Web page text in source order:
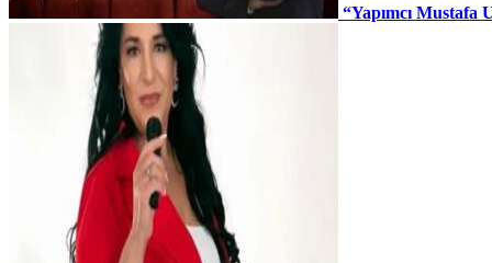
“Yapımcı Mustafa